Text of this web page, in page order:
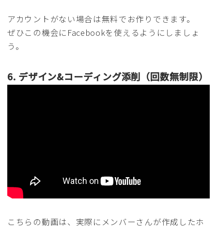
アカウントがない場合は無料でお作りできます。
ぜひこの機会にFacebookを使えるようにしましょ
う。
6. デザイン&コーディング添削（回数無制限）
こちらの動画は、実際にメンバーさんが作成したホ